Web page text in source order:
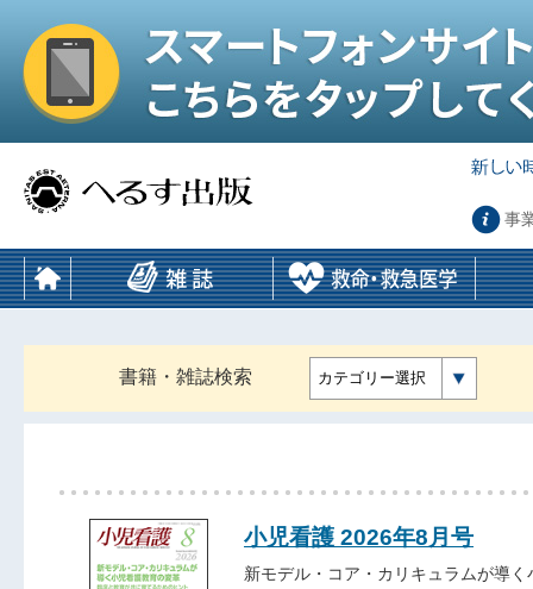
事
書籍・雑誌検索 カテゴリー選択
小児看護 2026年8月号
新モデル・コア・カリキュラムが導